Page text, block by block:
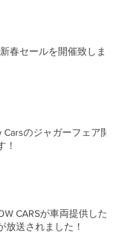
春セールを開催致しま
Carsのジャガーフェア開
！
CARSが車両提供した
放送されました！